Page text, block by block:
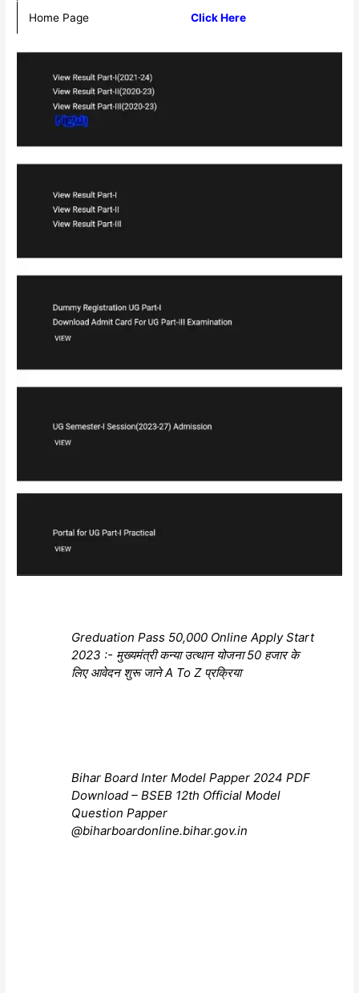
Home Page Click Here
Greduation Pass 50,000 Online Apply Start
2023 :- मुख्यमंत्री कन्या उत्थान योजना 50 हजार के
लिए आवेदन शुरू जाने A To Z प्रक्रिया
Bihar Board Inter Model Papper 2024 PDF
Download – BSEB 12th Official Model
Question Papper
@biharboardonline.bihar.gov.in